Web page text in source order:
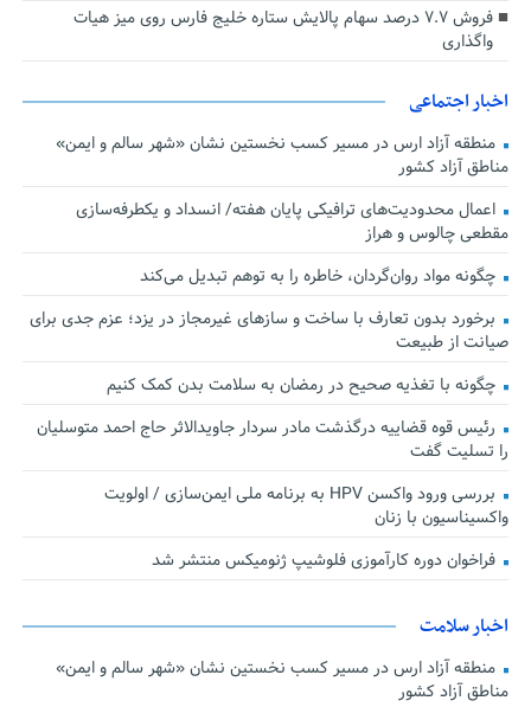
فروش ۷.۷ درصد سهام پالایش ستاره خلیج فارس روی میز هیات
واگذاری
اخبار اجتماعی
منطقه آزاد ارس در مسیر کسب نخستین نشان «شهر سالم و ایمن»
مناطق آزاد کشور
اعمال محدودیت‌های ترافیکی پایان هفته/ انسداد و یکطرفه‌سازی
مقطعی چالوس و هراز
چگونه مواد روان‌گردان، خاطره را به توهم تبدیل می‌کند
برخورد بدون تعارف با ساخت‌ و سازهای غیرمجاز در یزد؛ عزم جدی برای
صیانت از طبیعت
چگونه با تغذیه صحیح در رمضان به سلامت بدن کمک کنیم
رئیس قوه قضاییه درگذشت مادر سردار جاویدالاثر حاج احمد متوسلیان
را تسلیت گفت
بررسی ورود واکسن HPV به برنامه ملی ایمن‌سازی / اولویت
واکسیناسیون با زنان
فراخوان دوره کارآموزی فلوشیپ ژنومیکس منتشر شد
اخبار سلامت
منطقه آزاد ارس در مسیر کسب نخستین نشان «شهر سالم و ایمن»
مناطق آزاد کشور